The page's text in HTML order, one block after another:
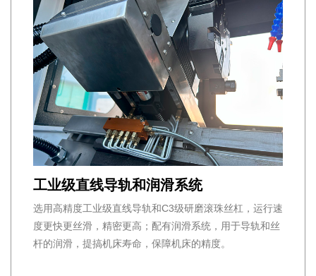
工业级直线导轨和润滑系统
选用高精度工业级直线导轨和C3级研磨滚珠丝杠，运行速
度更快更丝滑，精密更高；配有润滑系统，用于导轨和丝
杆的润滑，提搞机床寿命，保障机床的精度。